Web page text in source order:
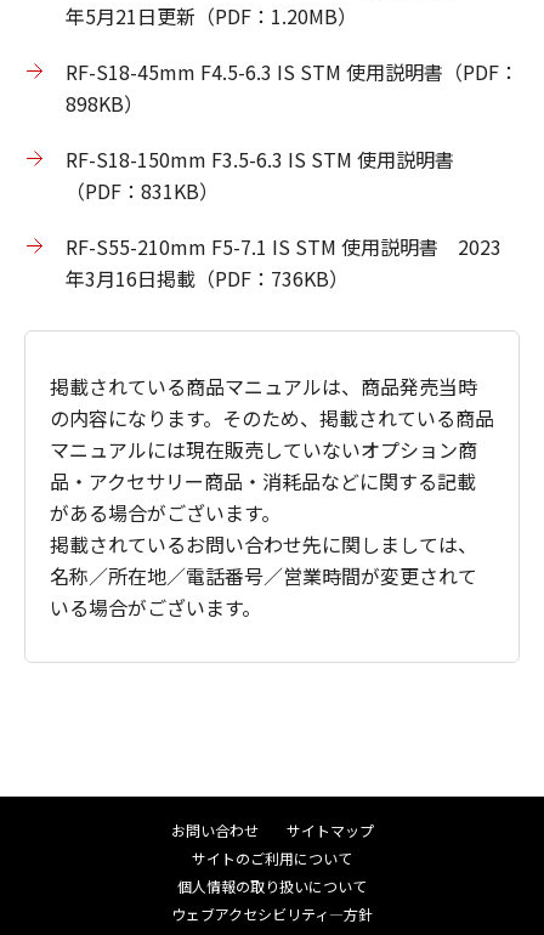
年5月21日更新（PDF：1.20MB）
RF-S18-45mm F4.5-6.3 IS STM 使用説明書（PDF：
898KB）
RF-S18-150mm F3.5-6.3 IS STM 使用説明書
（PDF：831KB）
RF-S55-210mm F5-7.1 IS STM 使用説明書 2023
年3月16日掲載（PDF：736KB）
掲載されている商品マニュアルは、商品発売当時
の内容になります。そのため、掲載されている商品
マニュアルには現在販売していないオプション商
品・アクセサリー商品・消耗品などに関する記載
がある場合がございます。
掲載されているお問い合わせ先に関しましては、
名称／所在地／電話番号／営業時間が変更されて
いる場合がございます。
お問い合わせ
サイトマップ
サイトのご利用について
個人情報の取り扱いについて
ウェブアクセシビリティ―方針